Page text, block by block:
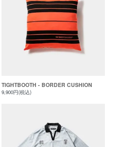
TIGHTBOOTH - BORDER CUSHION
9,900円(税込)